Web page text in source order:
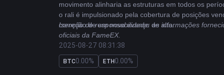
movimento alinharia as estruturas em todos os
o rali é impulsionado pela cobertura de posições
correção de um novo avanço de alta.
Isenção de responsabilidade: as informações
oficiais da FameEX.
2025-08-27 08:31:38
BTC0.00% ETH0.00%